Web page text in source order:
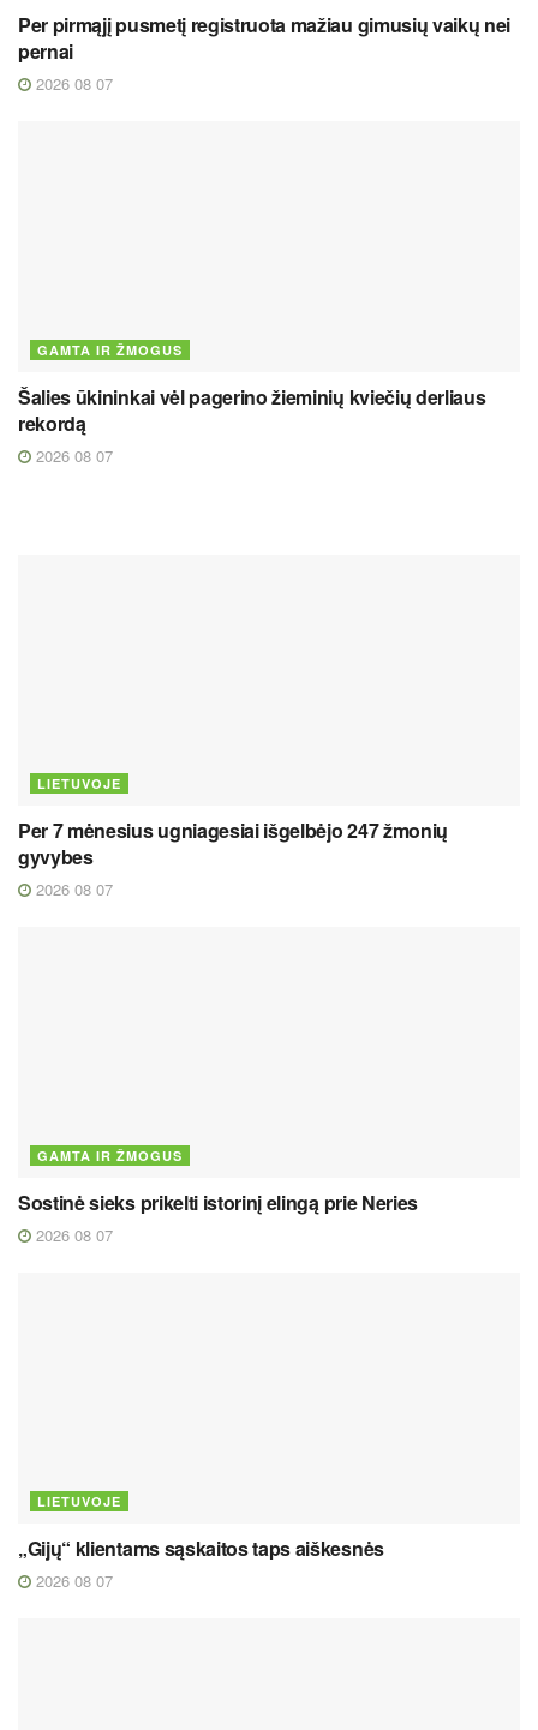
Per pirmąjį pusmetį registruota mažiau gimusių vaikų nei
pernai
2026 08 07
GAMTA IR ŽMOGUS
Šalies ūkininkai vėl pagerino žieminių kviečių derliaus
rekordą
2026 08 07
LIETUVOJE
Per 7 mėnesius ugniagesiai išgelbėjo 247 žmonių
gyvybes
2026 08 07
GAMTA IR ŽMOGUS
Sostinė sieks prikelti istorinį elingą prie Neries
2026 08 07
LIETUVOJE
„Gijų“ klientams sąskaitos taps aiškesnės
2026 08 07